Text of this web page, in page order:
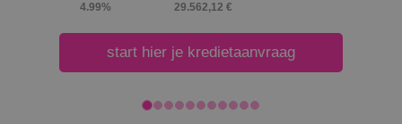
kredietaanvraag start hier je